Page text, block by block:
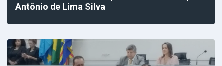
Antônio de Lima Silva